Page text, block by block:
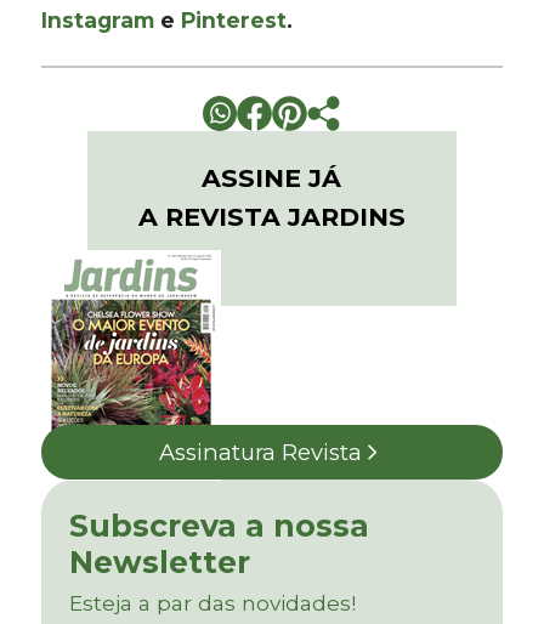
Instagram e Pinterest.
ASSINE JÁ
A REVISTA JARDINS
Assinatura Revista
Subscreva a nossa
Newsletter
Esteja a par das novidades!